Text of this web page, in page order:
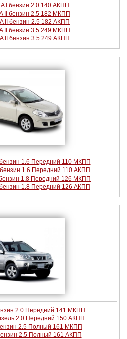
I бензин 2.0 140 АКПП
II бензин 2.5 182 МКПП
II бензин 2.5 182 АКПП
II бензин 3.5 249 МКПП
II бензин 3.5 249 АКПП
1.6 Передний 110 МКПП
1.6 Передний 110 АКПП
1.8 Передний 126 МКПП
1.8 Передний 126 АКПП
2.0 Передний 141 МКПП
2.0 Передний 150 АКПП
2.5 Полный 161 МКПП
2.5 Полный 161 АКПП